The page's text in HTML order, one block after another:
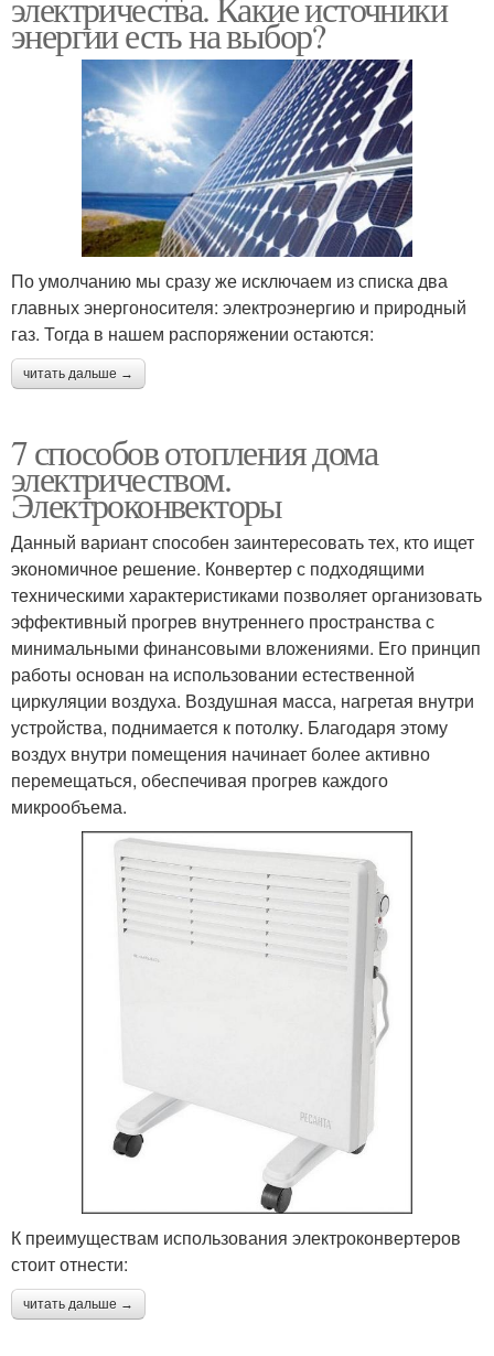
энергии есть на выбор?
По умолчанию мы сразу же исключаем из списка два
главных энергоносителя: электроэнергию и природный
газ. Тогда в нашем распоряжении остаются:
читать дальше →
7 способов отопления дома
электричеством.
Электроконвекторы
Данный вариант способен заинтересовать тех, кто ищет
экономичное решение. Конвертер с подходящими
техническими характеристиками позволяет организовать
эффективный прогрев внутреннего пространства с
минимальными финансовыми вложениями. Его принцип
работы основан на использовании естественной
циркуляции воздуха. Воздушная масса, нагретая внутри
устройства, поднимается к потолку. Благодаря этому
воздух внутри помещения начинает более активно
перемещаться, обеспечивая прогрев каждого
микрообъема.
К преимуществам использования электроконвертеров
стоит отнести:
читать дальше →